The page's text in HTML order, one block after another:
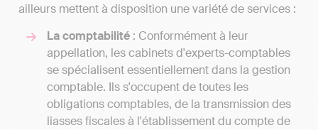
ailleurs mettent à disposition une variété de services :
La comptabilité : Conformément à leur
appellation, les cabinets d'experts-comptables
se spécialisent essentiellement dans la gestion
comptable. Ils s'occupent de toutes les
obligations comptables, de la transmission des
liasses fiscales à l'établissement du compte de